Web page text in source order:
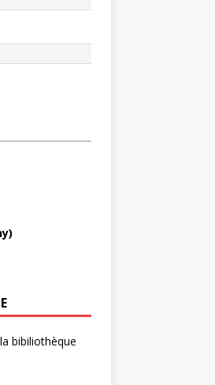
bibiliothèque